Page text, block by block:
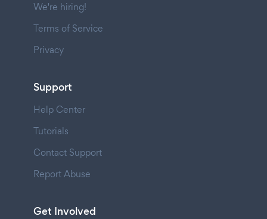
We're hiring!
Terms of Service
Privacy
Support
Help Center
Tutorials
Contact Support
Report Abuse
Get Involved